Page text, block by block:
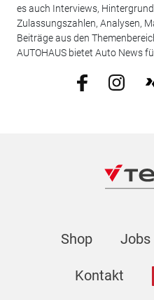
es auch Interviews,
Zulassungszahlen, Analysen,
Beiträge aus den
AUTOHAUS bietet Auto News
Shop Jobs
Kontakt